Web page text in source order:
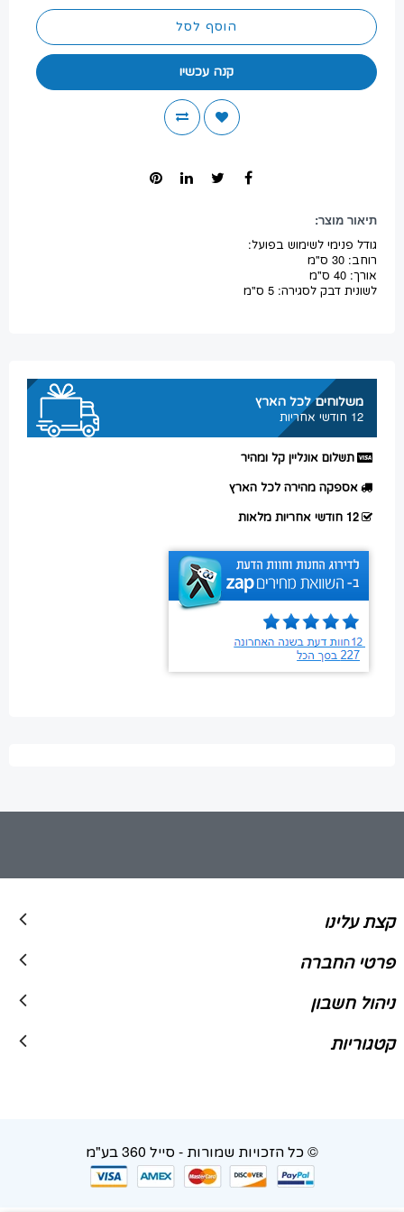
הוסף לסל
קנה עכשיו
תיאור מוצר:
גודל פנימי לשימוש בפועל:
רוחב: 30 ס"מ
אורך: 40 ס"מ
לשונית דבק לסגירה: 5 ס"מ
משלוחים לכל הארץ
12 חודשי אחריות
תשלום אונליין קל ומהיר
אספקה מהירה לכל הארץ
12 חודשי אחריות מלאות
קצת עלינו
פרטי החברה
ניהול חשבון
קטגוריות
© כל הזכויות שמורות - סייל 360 בע"מ